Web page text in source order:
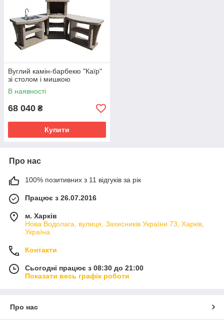
Вуглий камін-барбекю "Каїр"
зі столом і мишкою
В наявності
68 040 ₴
Купити
Про нас
100% позитивних з 11 відгуків за рік
Працює з 26.07.2016
м. Харків
Нова Водолага, вулиця, Захисників України 73, Харків,
Україна
Контакти
Сьогодні працює з 08:30 до 21:00
Показати весь графік роботи
Про нас